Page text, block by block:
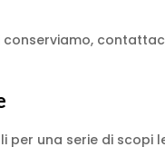
per una serie di scopi